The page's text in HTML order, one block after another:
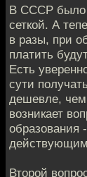
В СССР было
сеткой. А
в разы, при
платить
Есть
сути
дешевле, чем
возникает
образования
Второй